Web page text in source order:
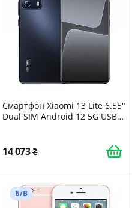
Смартфон Xiaomi 13 Lite 6.55"
Dual SIM Android 12 5G USB
14 073
Б/В